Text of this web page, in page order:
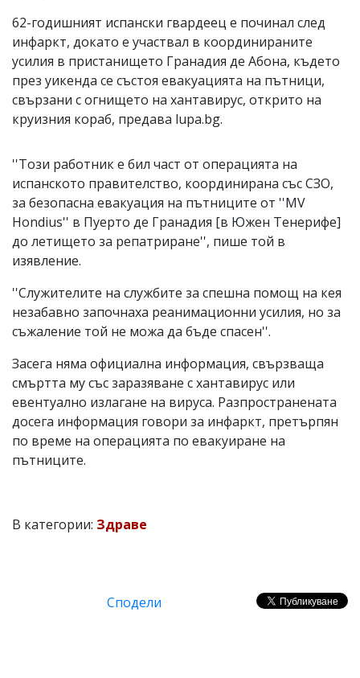
62-годишният испански гвардеец е починал след
инфаркт, докато е участвал в координираните
усилия в пристанището Гранадия де Абона, където
през уикенда се състоя евакуацията на пътници,
свързани с огнището на хантавирус, открито на
круизния кораб, предава lupa.bg.
''Този ​​работник е бил част от операцията на
испанското правителство, координирана със СЗО,
за безопасна евакуация на пътниците от ''MV
Hondius'' в Пуерто де Гранадия [в Южен Тенерифе]
до летището за репатриране'', пише той в
изявление.
''Служителите на службите за спешна помощ на кея
незабавно започнаха реанимационни усилия, но за
съжаление той не можа да бъде спасен''.
Засега няма официална информация, свързваща
смъртта му със заразяване с хантавирус или
евентуално излагане на вируса. Разпространената
досега информация говори за инфаркт, претърпян
по време на операцията по евакуиране на
пътниците.
В категории: Здраве
Сподели